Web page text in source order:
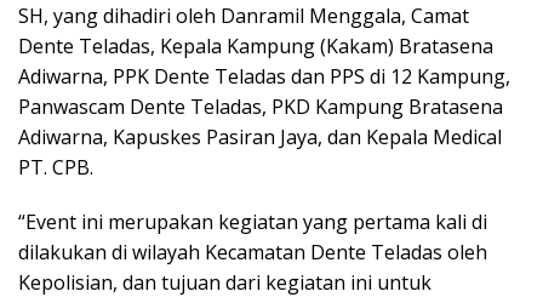
SH, yang dihadiri oleh Danramil Menggala, Camat
Dente Teladas, Kepala Kampung (Kakam) Bratasena
Adiwarna, PPK Dente Teladas dan PPS di 12 Kampung,
Panwascam Dente Teladas, PKD Kampung Bratasena
Adiwarna, Kapuskes Pasiran Jaya, dan Kepala Medical
PT. CPB.
“Event ini merupakan kegiatan yang pertama kali di
dilakukan di wilayah Kecamatan Dente Teladas oleh
Kepolisian, dan tujuan dari kegiatan ini untuk